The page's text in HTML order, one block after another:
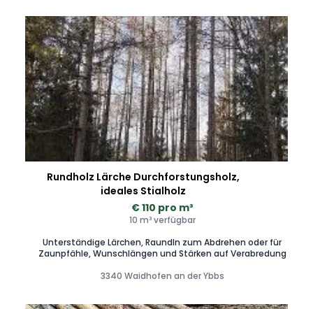
Rundholz Lärche Durchforstungsholz,
ideales Stialholz
€ 110 pro m³
10 m³ verfügbar
Unterständige Lärchen, Raundln zum Abdrehen oder für
Zaunpfähle, Wunschlängen und Stärken auf Verabredung
3340 Waidhofen an der Ybbs